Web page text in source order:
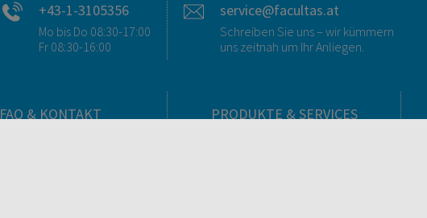
+43-1-3105356
Mo bis Do 08:30-17:00
Fr 08:30-16:00
service@facultas.at
Schreiben Sie uns – wir kümmern
uns zeitnah um Ihr Anliegen.
FAQ & KONTAKT PRODUKTE & SERVICES